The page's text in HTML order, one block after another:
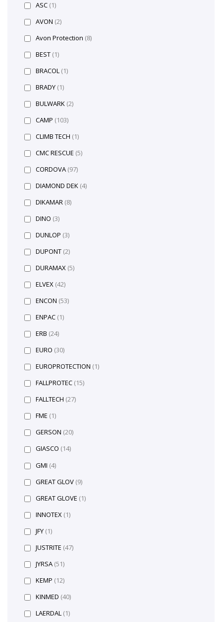
ASC (1)
AVON (2)
Avon Protection (8)
BEST (1)
BRACOL (1)
BRADY (1)
BULWARK (2)
CAMP (103)
CLIMB TECH (1)
CMC RESCUE (5)
CORDOVA (97)
DIAMOND DEK (4)
DIKAMAR (8)
DINO (3)
DUNLOP (3)
DUPONT (2)
DURAMAX (5)
ELVEX (42)
ENCON (53)
ENPAC (1)
ERB (24)
EURO (30)
EUROPROTECTION (1)
FALLPROTEC (15)
FALLTECH (27)
FME (1)
GERSON (20)
GIASCO (14)
GMI (4)
GREAT GLOV (9)
GREAT GLOVE (1)
INNOTEX (1)
JFY (1)
JUSTRITE (47)
JYRSA (51)
KEMP (12)
KINMED (40)
LAERDAL (1)